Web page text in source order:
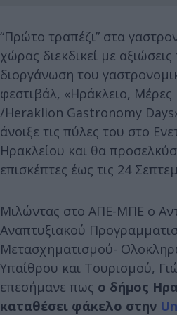
“Πρώτο τραπέζι” στα
χώρας διεκδικεί με
διοργάνωση του
φεστιβάλ, «Ηράκλειο, Μέρες
/Heraklion Gastronomy
άνοιξε τις πύλες του στο
Ηρακλείου και θα
επισκέπτες έως τις 24
Μιλώντας στο ΑΠΕ-ΜΠΕ ο
Αναπτυξιακού
Μετασχηματισμού-
Υπαίθρου και Τουρισμού,
επεσήμανε πως ο δήμος
καταθέσει φάκελο στην